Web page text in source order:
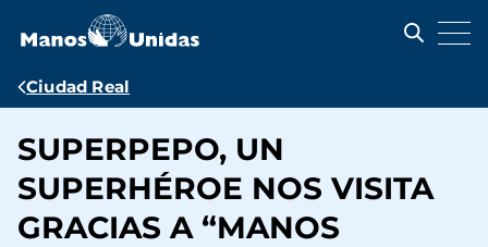
contenido
Ruta
navegación
Ciudad Real
SUPERPEPO, UN
SUPERHÉROE NOS VISITA
GRACIAS A “MANOS